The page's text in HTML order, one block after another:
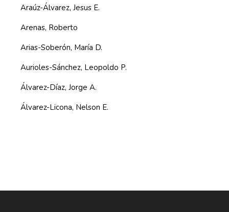
Araúz-Álvarez, Jesus E.
Arenas, Roberto
Arias-Soberón, María D.
Aurioles-Sánchez, Leopoldo P.
Álvarez-Díaz, Jorge A.
Álvarez-Licona, Nelson E.